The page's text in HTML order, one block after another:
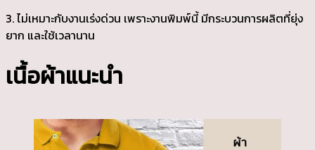
3. ไม่เหมาะกับงานเร่งด่วน เพราะงานพิมพ์นี้ มีกระบวนการผลิตที่ยุ่ง
ยาก และใช้เวลานาน
เนื้อผ้าแนะนำ